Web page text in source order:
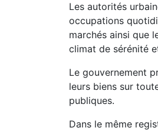
Les autorités
occupations
marchés ainsi que
climat de sérénité
Le gouvernement
leurs biens sur
publiques.
Dans le même